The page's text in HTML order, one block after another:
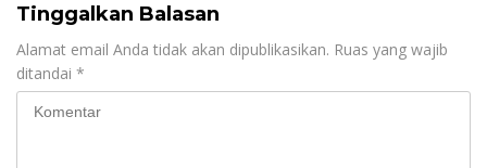
Tinggalkan Balasan
Alamat email Anda tidak akan dipublikasikan. Ruas yang wajib
ditandai *